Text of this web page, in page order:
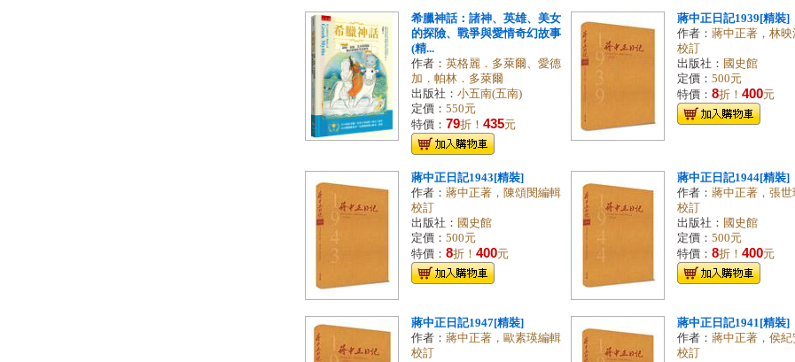
希臘神話：諸神、英雄、美女
的探險、戰爭與愛情奇幻故事
(精...
作者： 英格麗．多萊爾、愛德
加．帕林．多萊爾
出版社： 小五南(五南)
定價： 550元
特價： 79折！ 435元
蔣中正日記1939[精裝]
作者： 蔣中正著，林映
校訂
出版社： 國史館
定價： 500元
特價： 8折！ 400元
蔣中正日記1943[精裝]
作者： 蔣中正著，陳頌閔編輯
校訂
出版社： 國史館
定價： 500元
特價： 8折！ 400元
蔣中正日記1944[精裝]
作者： 蔣中正著，張世
校訂
出版社： 國史館
定價： 500元
特價： 8折！ 400元
蔣中正日記1947[精裝]
作者： 蔣中正著，歐素瑛編輯
校訂
蔣中正日記1941[精裝]
作者： 蔣中正著，侯紀
校訂